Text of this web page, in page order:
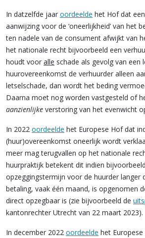
In datzelfde jaar oordeelde het Hof dat
aanwijzing voor de ‘oneerlijkheid’ van het
ten nadele van de consument afwijkt van
het nationale recht bijvoorbeeld een
houdt voor alle schade als gevolg van een
huurovereenkomst de verhuurder alleen
letselschade, dan wordt het beding
Daarna moet nog worden vastgesteld of
aanzienlijke verstoring van het evenwicht
In 2022 oordeelde het Europese Hof dat
(huur)overeenkomst oneerlijk wordt
meer mag terugvallen op het nationale
huurpraktijk betekent dit indien
opzeggingstermijn voor de huurder langer
betaling, vaak één maand, is opgenomen
direct opzegbaar is (zie bijvoorbeeld de
kantonrechter Utrecht van 22 maart 2023).
In december 2022 oordeelde het